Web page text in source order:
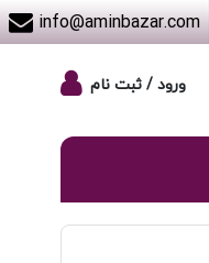
info@aminbazar.com
ورود / ثبت نام